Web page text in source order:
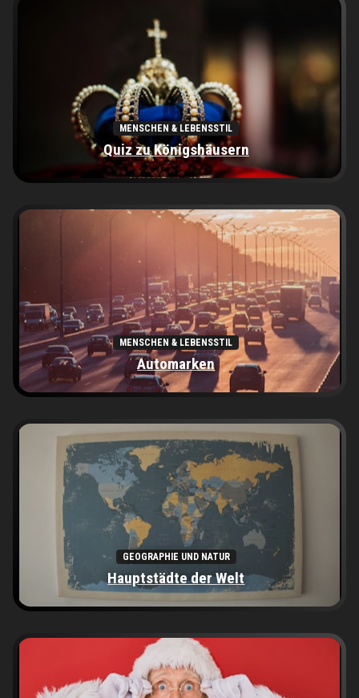
MENSCHEN & LEBENSSTIL
Quiz zu Königshäusern
MENSCHEN & LEBENSSTIL
Automarken
GEOGRAPHIE UND NATUR
Hauptstädte der Welt